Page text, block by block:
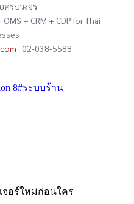
ครบวงจร
+ CRM + CDP for Thai
· 02-038-5588
8#ระบบร้าน
จอร์ใหม่ก่อนใคร